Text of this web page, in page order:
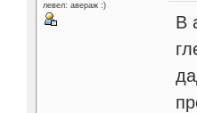
левел: авераж :)
В